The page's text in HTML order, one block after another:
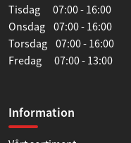
Tisdag 07:00 - 16:00
Onsdag 07:00 - 16:00
Torsdag 07:00 - 16:00
Fredag 07:00 - 13:00
Information